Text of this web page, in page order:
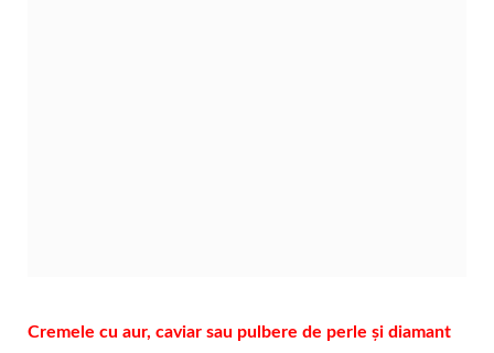
Cremele cu aur, caviar sau pulbere de perle și diamant